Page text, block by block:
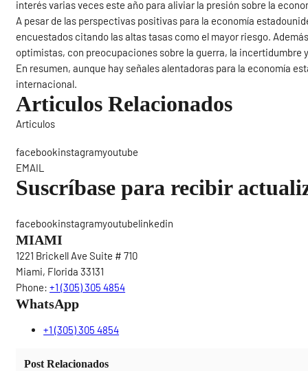
interés varias veces este año para aliviar la presión sobre la
A pesar de las perspectivas positivas para la economía
encuestados citando las altas tasas como el mayor riesgo.
optimistas, con preocupaciones sobre la guerra, la incertidumbre
En resumen, aunque hay señales alentadoras para la economía
internacional.
Articulos Relacionados
Articulos
facebookinstagramyoutube
EMAIL
Suscríbase para recibir
facebookinstagramyoutubelinkedin
MIAMI
1221 Brickell Ave Suite # 710
Miami, Florida 33131
Phone: +1 (305) 305 4854
WhatsApp
+1 (305) 305 4854
Post Relacionados